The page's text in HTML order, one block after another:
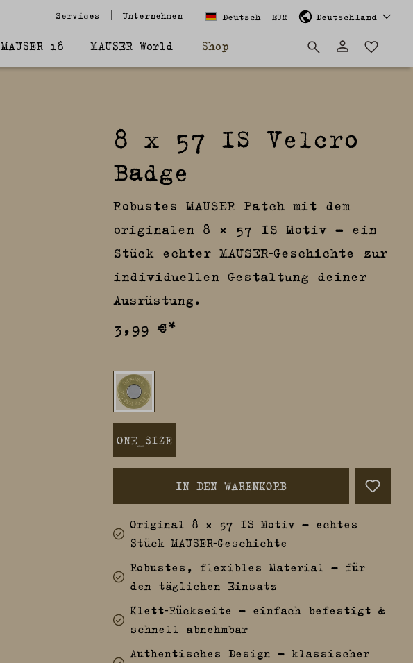
Services Unternehmen Deutsch EUR Deutschland
MAUSER 18 MAUSER World Shop
8 x 57 IS Velcro
Badge
Robustes MAUSER Patch mit dem
originalen 8 × 57 IS Motiv – ein
Stück echter MAUSER‑Geschichte zur
individuellen Gestaltung deiner
Ausrüstung.
3,99 €*
ONE_SIZE
IN DEN WARENKORB
Original 8 × 57 IS Motiv – echtes
Stück MAUSER‑Geschichte
Robustes, flexibles Material – für
den täglichen Einsatz
Klett‑Rückseite – einfach befestigt &
schnell abnehmbar
Authentisches Design – klassischer